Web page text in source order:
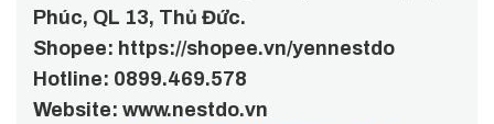
Phúc, QL 13, Thủ Đức.
Shopee: https://shopee.vn/yennestdo
Hotline: 0899.469.578
Website: www.nestdo.vn